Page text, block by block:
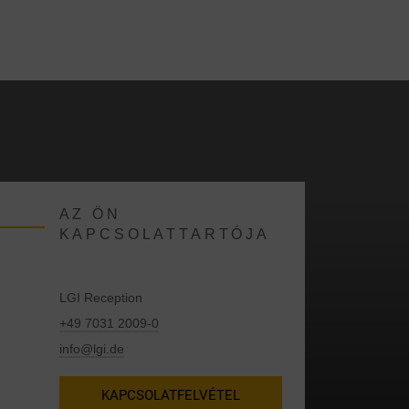
AZ ÖN
KAPCSOLATTARTÓJA
LGI Reception
+49 7031 2009-0
info@lgi.de
KAPCSOLATFELVÉTEL